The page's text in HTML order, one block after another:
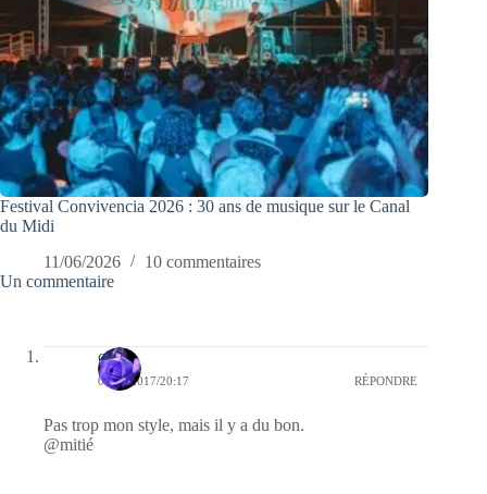
Festival Convivencia 2026 : 30 ans de musique sur le Canal
du Midi
11/06/2026
10 commentaires
Un commentaire
covix
04/04/2017/20:17 RÉPONDRE
Pas trop mon style, mais il y a du bon.
@mitié